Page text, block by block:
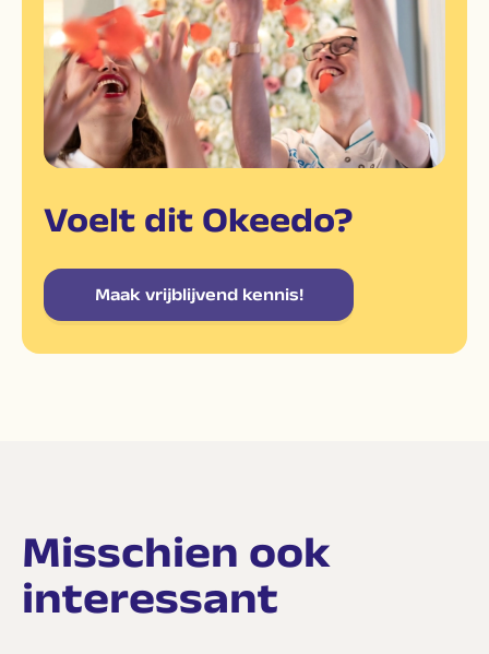
Voelt dit Okeedo?
Maak vrijblijvend kennis!
Misschien ook
interessant